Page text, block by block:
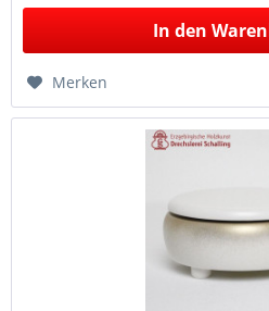
In den
Merken